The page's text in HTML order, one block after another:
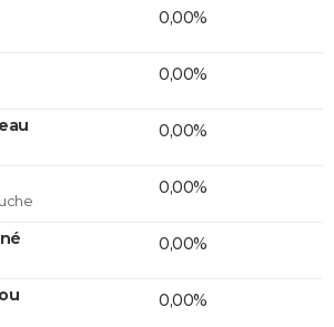
0,00%
0,00%
0,00%
0,00%
0,00%
0,00%